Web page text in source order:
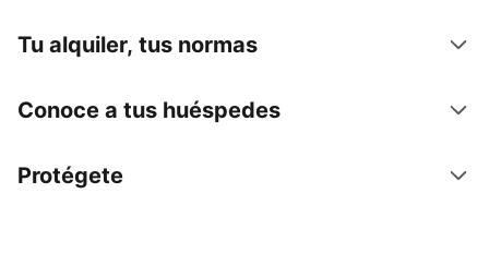
Tu alquiler, tus normas
Conoce a tus huéspedes
Protégete